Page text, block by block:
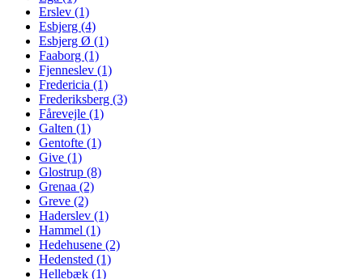
Erslev (1)
Esbjerg (4)
Esbjerg Ø (1)
Faaborg (1)
Fjenneslev (1)
Fredericia (1)
Frederiksberg (3)
Fårevejle (1)
Galten (1)
Gentofte (1)
Give (1)
Glostrup (8)
Grenaa (2)
Greve (2)
Haderslev (1)
Hammel (1)
Hedehusene (2)
Hedensted (1)
Hellebæk (1)